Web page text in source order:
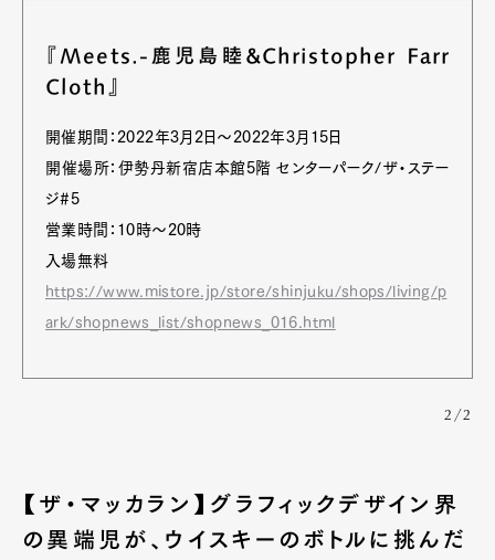
『Meets.-鹿児島睦&Christopher Farr
Cloth』
開催期間：2022年3月2日～2022年3月15日
開催場所：伊勢丹新宿店本館5階 センターパーク/ザ・ステー
ジ#5
営業時間：10時〜20時
入場無料
https://www.mistore.jp/store/shinjuku/shops/living/p
ark/shopnews_list/shopnews_016.html
2/2
【ザ・マッカラン】グラフィックデザイン界
の異端児が、ウイスキーのボトルに挑んだ